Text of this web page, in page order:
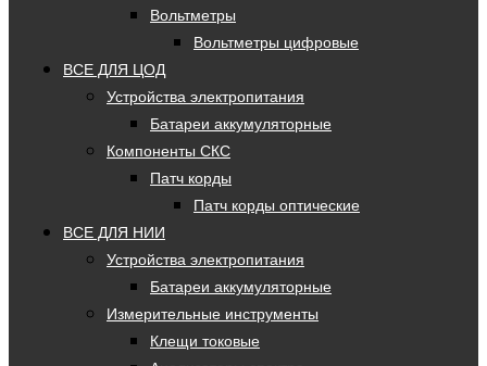
Вольтметры
Вольтметры цифровые
ВСЕ ДЛЯ ЦОД
Устройства электропитания
Батареи аккумуляторные
Компоненты СКС
Патч корды
Патч корды оптические
ВСЕ ДЛЯ НИИ
Устройства электропитания
Батареи аккумуляторные
Измерительные инструменты
Клещи токовые